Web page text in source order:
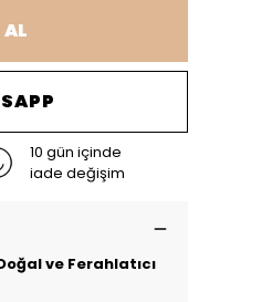
10 gün içinde
iade değişim
Doğal ve Ferahlatıcı